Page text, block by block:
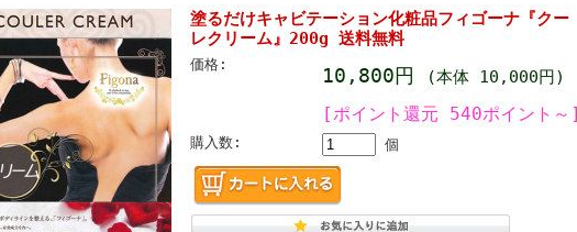
塗るだけキャビテーション化粧品フィゴーナ『クー
レクリーム』200g 送料無料
価格: 10,800円 (本体 10,000円)
[ポイント還元 540ポイント～]
購入数: 個